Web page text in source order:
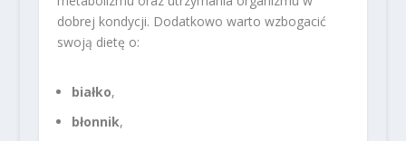
dobrej kondycji. Dodatkowo warto wzbogacić
swoją dietę o:
białko,
błonnik,